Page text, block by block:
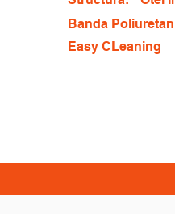
Banda Poliuretan
Easy CLeaning